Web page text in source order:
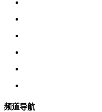
频道导航